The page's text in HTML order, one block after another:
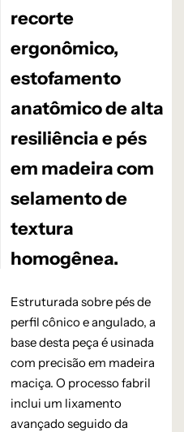
recorte
ergonômico,
estofamento
anatômico de alta
resiliência e pés
em madeira com
selamento de
textura
homogênea.
Estruturada sobre pés de
perfil cônico e angulado, a
base desta peça é usinada
com precisão em madeira
maciça. O processo fabril
inclui um lixamento
avançado seguido da